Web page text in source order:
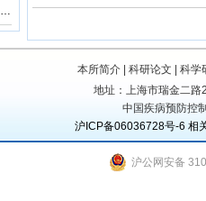
中国疾病预防控制中心寄生虫病所2024年度部门决算
本所简介 科研论文
科学
地址：上海市瑞金二
中国疾病预防控
沪ICP备06036728号-6 相
沪公网安备